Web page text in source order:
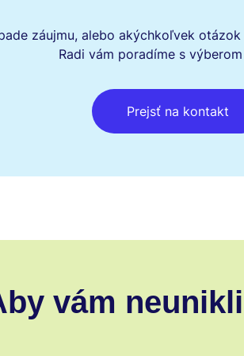
záujmu, alebo akýchkoľvek
Radi vám poradíme s
Prejsť na kontakt
vám